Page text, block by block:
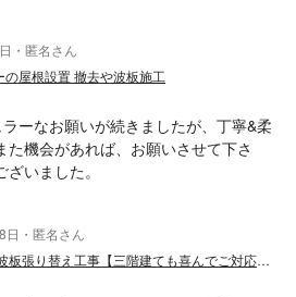
・匿名さん
屋根設置 撤去や波板施工
ーなお願いが続きましたが、丁寧&柔
機会があれば、お願いさせて下さ
いました。
日・匿名さん
【年中無休】バルコニー等の波板張り替え工事【三階建ても喜んでご対応いたします】